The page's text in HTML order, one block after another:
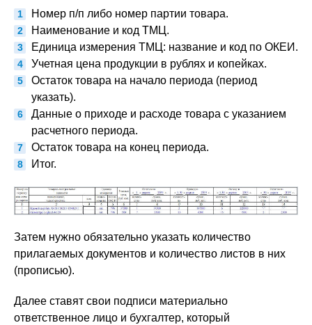
Номер п/п либо номер партии товара.
Наименование и код ТМЦ.
Единица измерения ТМЦ: название и код по ОКЕИ.
Учетная цена продукции в рублях и копейках.
Остаток товара на начало периода (период
указать).
Данные о приходе и расходе товара с указанием
расчетного периода.
Остаток товара на конец периода.
Итог.
Затем нужно обязательно указать количество
прилагаемых документов и количество листов в них
(прописью).
Далее ставят свои подписи материально
ответственное лицо и бухгалтер, который